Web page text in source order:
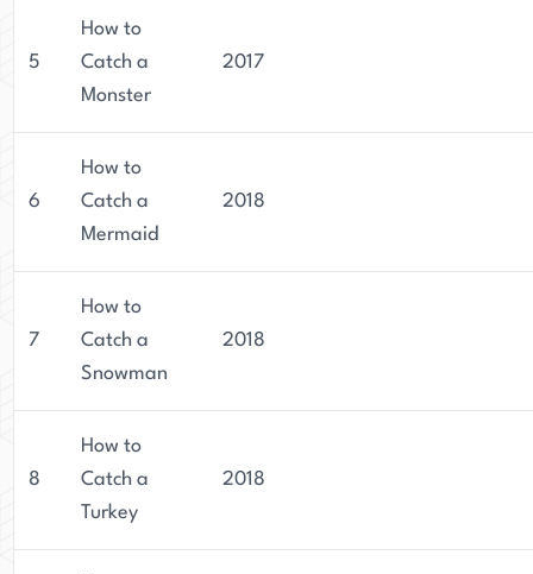
5
How to
Catch a
Monster
2017
6
How to
Catch a
Mermaid
2018
7
How to
Catch a
Snowman
2018
8
How to
Catch a
Turkey
2018